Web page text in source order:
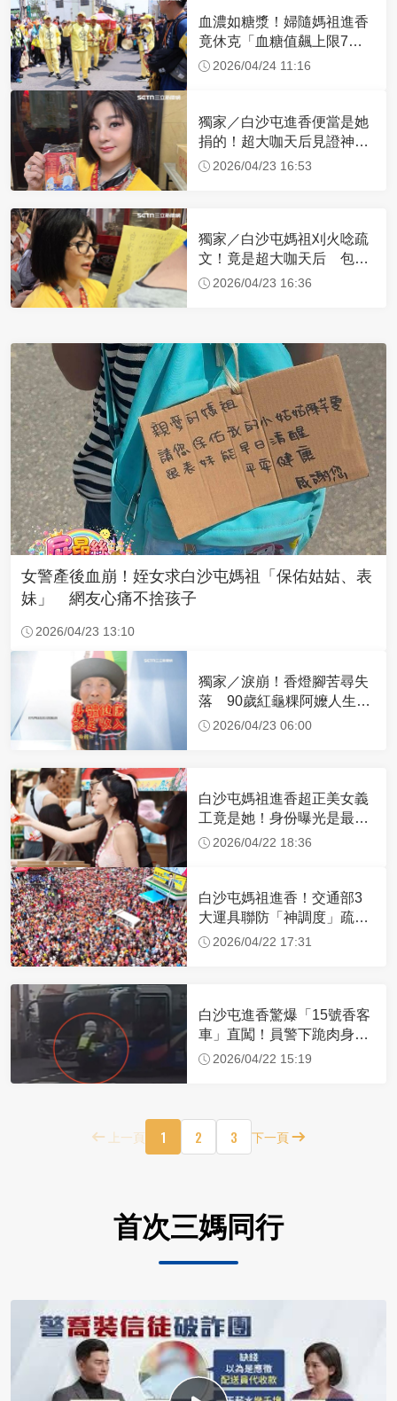
血濃如糖漿！婦隨媽祖進香
竟休克「血糖值飆上限7
倍」 醫曝原因
2026/04/24 11:16
獨家／白沙屯進香便當是她
捐的！超大咖天后見證神
蹟 一靠近媽祖就爆哭
2026/04/23 16:53
獨家／白沙屯媽祖刈火唸疏
文！竟是超大咖天后 包尿
布忍尿5小時不喊累
2026/04/23 16:36
女警產後血崩！姪女求白沙屯媽祖「保佑姑姑、表
妹」 網友心痛不捨孩子
2026/04/23 13:10
獨家／淚崩！香燈腳苦尋失
落 90歲紅龜粿阿嬤人生謝
幕2026/04/23 06:00
白沙屯媽祖進香超正美女義
工竟是她！身份曝光是最美
禮生 一輩子不結婚
2026/04/22 18:36
白沙屯媽祖進香！交通部3
大運具聯防「神調度」疏運
32.1萬創新高
2026/04/22 17:31
白沙屯進香驚爆「15號香客
車」直闖！員警下跪肉身擋
車：讓行人先過
2026/04/22 15:19
上一頁 1 2 3 下一頁
首次三媽同行